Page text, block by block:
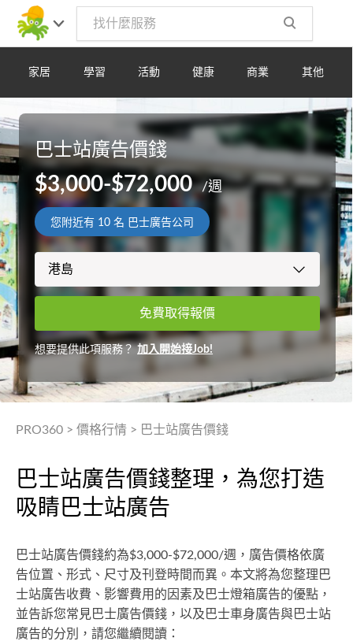
家居 學習 活動 健康 商業 其他
巴士站廣告價錢
$3,000-$72,000 /週
您附近有 10 名 巴士廣告公司
免費取得報價
想要提供此項服務？加入開始接Job!
PRO360 > 價格行情 > 巴士站廣告價錢
巴士站廣告價錢整理，為您打造
吸睛巴士站廣告
巴士站廣告價錢約為$3,000-$72,000/週，廣告價格依廣
告位置、形式、尺寸及刊登時間而異。本文將為您整理巴
士站廣告收費、影響費用的因素及巴士燈箱廣告的優點，
並告訴您常見巴士廣告價錢，以及巴士車身廣告與巴士站
廣告的分別，請您繼續閱讀：